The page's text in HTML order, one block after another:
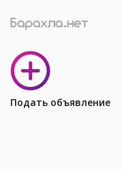
Подать объявление